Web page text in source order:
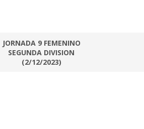
JORNADA 9 FEMENINO
SEGUNDA DIVISION
(2/12/2023)